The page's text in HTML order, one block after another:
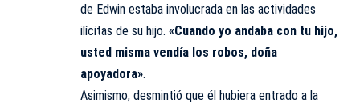
de Edwin estaba involucrada en las actividades
ilícitas de su hijo. «Cuando yo andaba con tu hijo,
usted misma vendía los robos, doña
apoyadora».
Asimismo, desmintió que él hubiera entrado a la